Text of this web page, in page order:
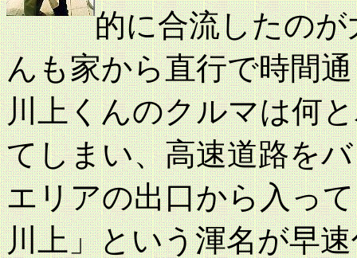
的に合流したのが
んも家から直行で時間
川上くんのクルマは何
てしまい、高速道路を
エリアの出口から入っ
川上」という渾名が早